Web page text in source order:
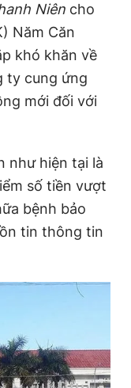
biết
quảng cáo
cáo
404
Niên cho
Năm Căn
khó khăn về
ty cung ứng
mới đối với
như hiện tại là
số tiền vượt
bệnh bảo
tin thông tin